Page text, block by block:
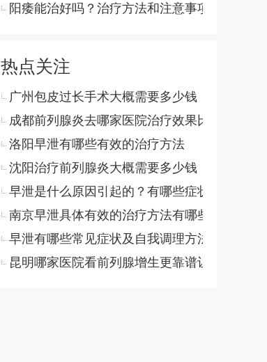
阳痿能治好吗？治疗方法和注意事项
热点关注
广州包皮过长手术大概需要多少钱
成都前列腺炎去哪家医院治疗效果比较好
洛阳早泄有哪些有效的治疗方法
沈阳治疗前列腺炎大概需要多少钱
早泄是什么原因引起的？有哪些症状和治疗方
南京早泄具体有效的治疗方法有哪些
早泄有哪些常见症状及自我调理方法
昆明哪家医院看前列腺增生更靠谱让人安心